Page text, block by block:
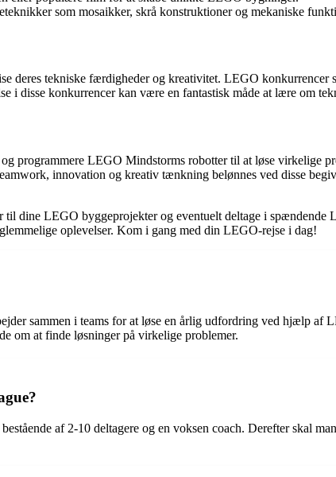
som mosaikker, skrå konstruktioner og mekaniske
deres tekniske færdigheder og kreativitet. LEGO
i disse konkurrencer kan være en fantastisk måde at lære om
programmere LEGO Mindstorms robotter til at løse virkelige
innovation og kreativ tænkning belønnes ved disse
dine LEGO byggeprojekter og eventuelt deltage i
oplevelser. Kom i gang med din LEGO-rejse i dag!
sammen i teams for at løse en årlig udfordring ved hjælp af
om at finde løsninger på virkelige problemer.
af 2-10 deltagere og en voksen coach. Derefter skal